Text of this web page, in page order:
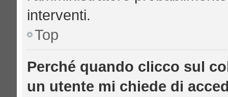
interventi.
Top
Perché quando clicco sul
un utente mi chiede di